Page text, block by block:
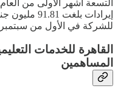
إيرادات
للشركة في الأول من
القاهرة للخدمات
المساهمين